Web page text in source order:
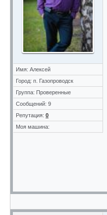
Имя: Алексей
Город: п. Газопроводск
Группа: Проверенные
Сообщений: 9
Репутация: 0
Моя машина: